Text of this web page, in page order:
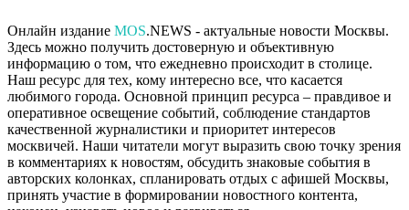
Онлайн издание MOS.NEWS - актуальные новости Москвы.
Здесь можно получить достоверную и объективную
информацию о том, что ежедневно происходит в столице.
Наш ресурс для тех, кому интересно все, что касается
любимого города. Основной принцип ресурса – правдивое и
оперативное освещение событий, соблюдение стандартов
качественной журналистики и приоритет интересов
москвичей. Наши читатели могут выразить свою точку зрения
в комментариях к новостям, обсудить знаковые события в
авторских колонках, спланировать отдых с афишей Москвы,
принять участие в формировании новостного контента,